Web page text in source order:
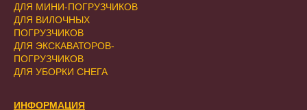
ДЛЯ МИНИ-ПОГРУЗЧИКОВ
ДЛЯ ВИЛОЧНЫХ
ПОГРУЗЧИКОВ
ДЛЯ ЭКСКАВАТОРОВ-
ПОГРУЗЧИКОВ
ДЛЯ УБОРКИ СНЕГА
ИНФОРМАЦИЯ